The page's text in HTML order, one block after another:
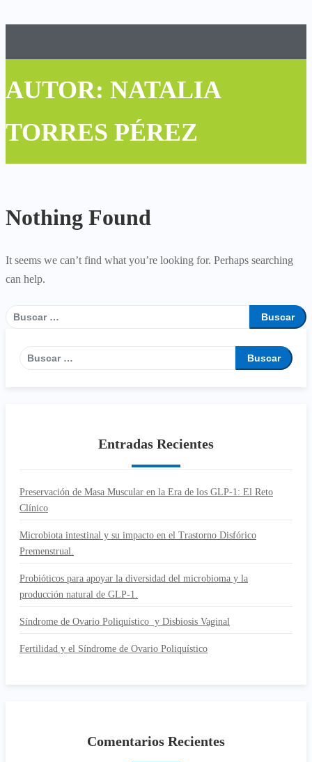
AUTOR: NATALIA
TORRES PÉREZ
Nothing Found
It seems we can’t find what you’re looking for. Perhaps searching
can help.
Entradas Recientes
Preservación de Masa Muscular en la Era de los GLP-1: El Reto
Clínico
Microbiota intestinal y su impacto en el Trastorno Disfórico
Premenstrual.
Probióticos para apoyar la diversidad del microbioma y la
producción natural de GLP-1.
Síndrome de Ovario Poliquístico y Disbiosis Vaginal
Fertilidad y el Síndrome de Ovario Poliquístico
Comentarios Recientes